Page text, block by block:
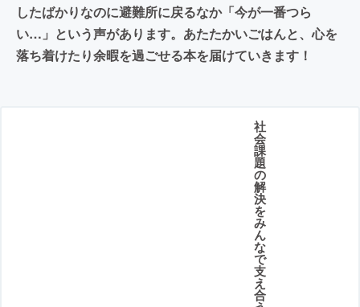
したばかりなのに避難所に戻るなか「今が一番つら
い…」という声があります。あたたかいごはんと、心を
落ち着けたり余暇を過ごせる本を届けていきます！
社
会
課
題
の
解
決
を
み
ん
な
で
支
え
合